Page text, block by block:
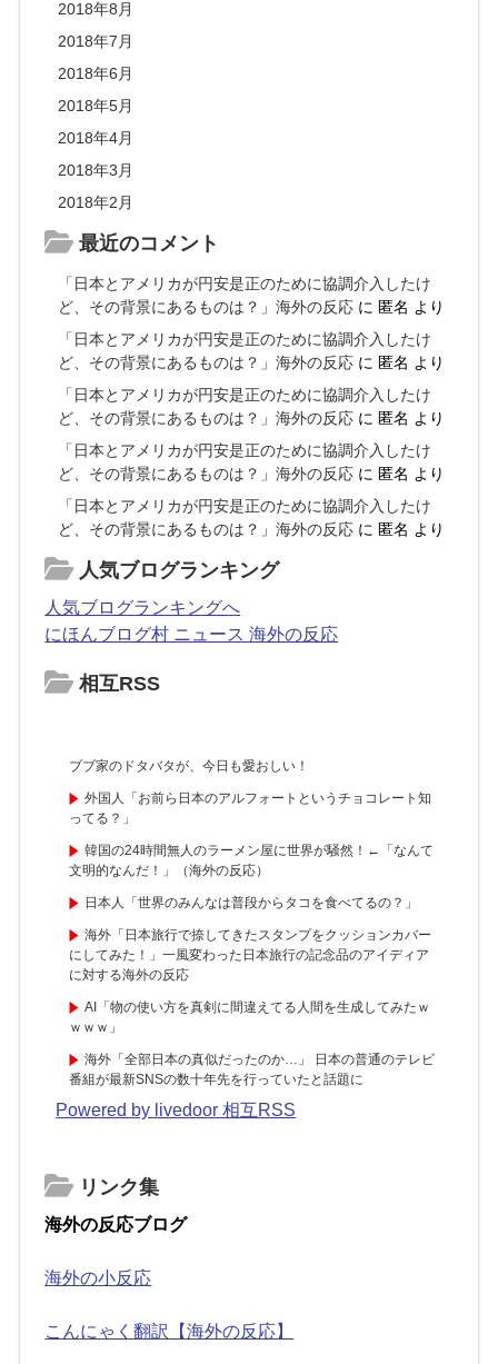
2018年8月
2018年7月
2018年6月
2018年5月
2018年4月
2018年3月
2018年2月
最近のコメント
「日本とアメリカが円安是正のために協調介入したけ
ど、その背景にあるものは？」海外の反応 に匿名 より
「日本とアメリカが円安是正のために協調介入したけ
ど、その背景にあるものは？」海外の反応 に匿名 より
「日本とアメリカが円安是正のために協調介入したけ
ど、その背景にあるものは？」海外の反応 に匿名 より
「日本とアメリカが円安是正のために協調介入したけ
ど、その背景にあるものは？」海外の反応 に匿名 より
「日本とアメリカが円安是正のために協調介入したけ
ど、その背景にあるものは？」海外の反応 に匿名 より
人気ブログランキング
人気ブログランキングへ
にほんブログ村 ニュース 海外の反応
相互RSS
ブブ家のドタバタが、今日も愛おしい！
外国人「お前ら日本のアルフォートというチョコレート知
ってる？」
韓国の24時間無人のラーメン屋に世界が騒然！←「なんて
文明的なんだ！」（海外の反応）
日本人「世界のみんなは普段からタコを食べてるの？」
海外「日本旅行で捺してきたスタンプをクッションカバー
にしてみた！」一風変わった日本旅行の記念品のアイディア
に対する海外の反応
AI「物の使い方を真剣に間違えてる人間を生成してみたｗ
ｗｗｗ」
海外「全部日本の真似だったのか…」 日本の普通のテレビ
番組が最新SNSの数十年先を行っていたと話題に
Powered by livedoor 相互RSS
リンク集
海外の反応ブログ
海外の小反応
こんにゃく翻訳【海外の反応】